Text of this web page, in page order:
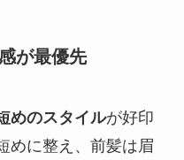
が最優先
めのスタイルが好印
めに整え、前髪は眉